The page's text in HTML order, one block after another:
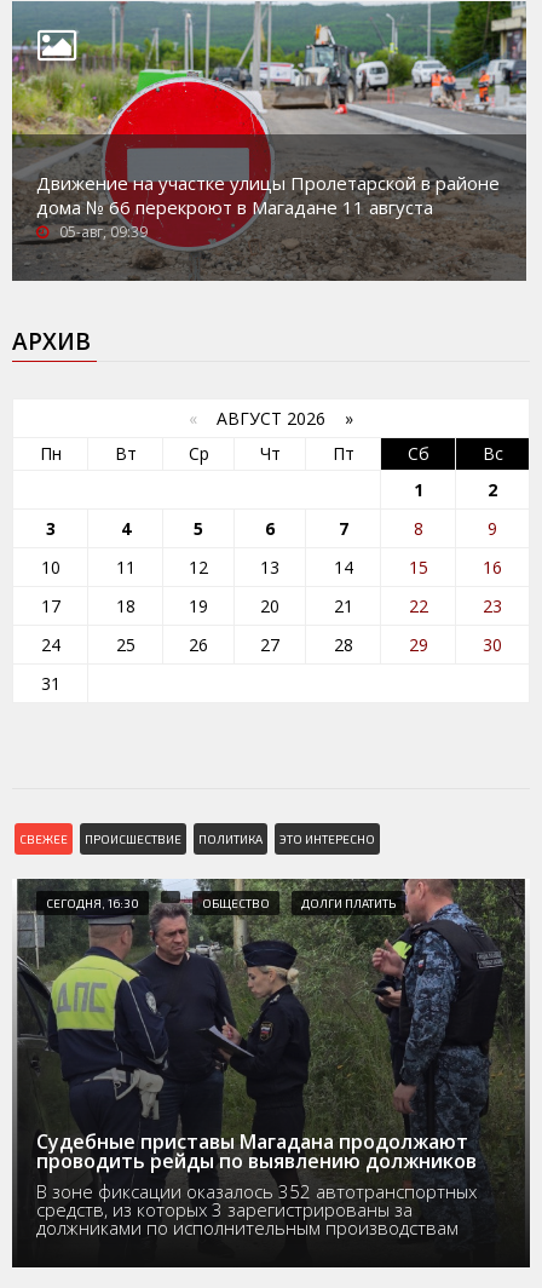
Движение на участке улицы Пролетарской в районе
дома № 66 перекроют в Магадане 11 августа
05-авг, 09:39
АРХИВ
« АВГУСТ 2026 »
Пн
Вт Ср Чт Пт Сб
Вс
1
2
3
4 5 6 7 8
9
10
11 12 13 14 15
16
17
18 19 20 21 22
23
24
25 26 27 28 29
30
31
СВЕЖЕЕ ПРОИСШЕСТВИЕ ПОЛИТИКА ЭТО ИНТЕРЕСНО
СЕГОДНЯ, 16:30 ОБЩЕСТВО ДОЛГИ ПЛАТИТЬ
Судебные приставы Магадана продолжают
проводить рейды по выявлению должников
В зоне фиксации оказалось 352 автотранспортных
средств, из которых 3 зарегистрированы за
должниками по исполнительным производствам